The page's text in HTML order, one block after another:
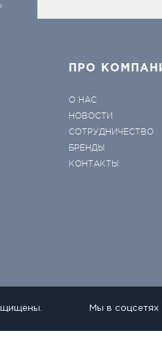
ПРО
О НАС
НОВОСТИ
СОТРУДНИЧЕСТВО
БРЕНДЫ
КОНТАКТЫ
Мы в соцсетях